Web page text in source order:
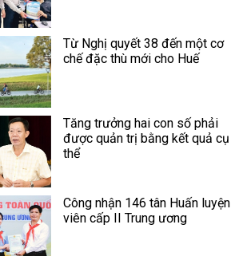
Từ Nghị quyết 38 đến một cơ
chế đặc thù mới cho Huế
Tăng trưởng hai con số phải
được quản trị bằng kết quả cụ
thể
Công nhận 146 tân Huấn luyện
viên cấp II Trung ương